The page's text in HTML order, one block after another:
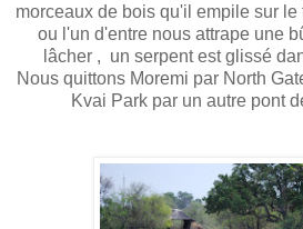
morceaux de bois qu'il empile sur
ou l'un d'entre nous attrape une
lâcher , un serpent est glissé
Nous quittons Moremi par North
Kvai Park par un autre pont